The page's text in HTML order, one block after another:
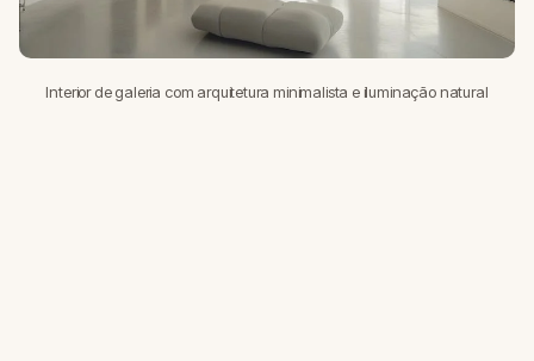
Interior de galeria com arquitetura minimalista e iluminação natural